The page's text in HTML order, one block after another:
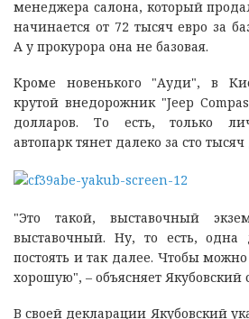
менеджера салона, который
начинается от 72 тысяч евро за
А у прокурора она не базовая.
Кроме новенького "Ауди", в
крутой внедорожник "Jeep
долларов. То есть, только
автопарк тянет далеко за сто
"Это такой, выставочный
выставочный. Ну, то есть, одна
постоять и так далее. Чтобы
хорошую", – объясняет Якубовский
В своей декларации Якубовский